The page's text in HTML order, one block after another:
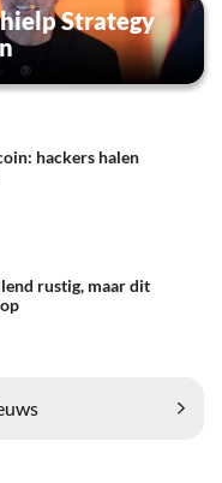
Strategy
hackers halen
rustig, maar dit